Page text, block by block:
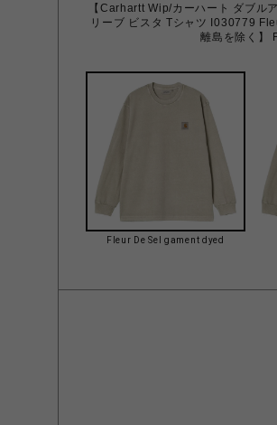
【Carhartt Wip/カーハート ダブル
リーブ ビスタ Tシャツ I030779
離島を除く】
Fleur De Sel gament dyed